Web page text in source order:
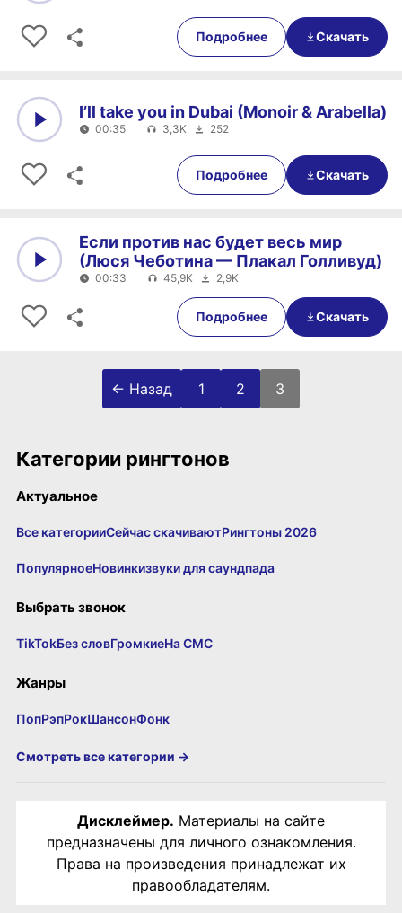
00:35
Подробнее Скачать
00:35
I’ll take you in Dubai (Monoir & Arabella)
00:35 3,3K 252
Подробнее Скачать
00:33
Если против нас будет весь мир
(Люся Чеботина — Плакал Голливуд)
00:33 45,9K 2,9K
Подробнее Скачать
Пагинация записей
← Назад 1 2 3
Категории рингтонов
Актуальное
Все категорииСейчас скачиваютРингтоны 2026
ПопулярноеНовинкизвуки для саундпада
Выбрать звонок
TikTokБез словГромкиеНа СМС
Жанры
ПопРэпРокШансонФонк
Смотреть все категории →
Дисклеймер. Материалы на сайте
предназначены для личного ознакомления.
Права на произведения принадлежат их
правообладателям.